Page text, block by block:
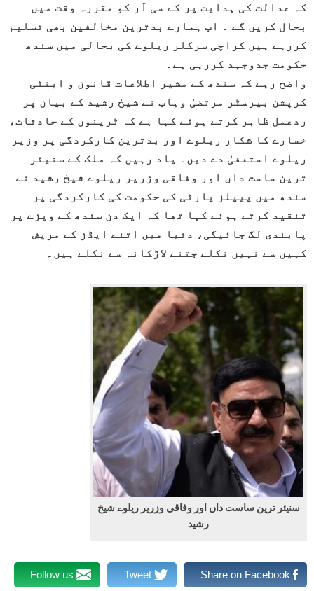
کہ عدالت کی ہدایت پر کے سی آر کو مقررہ وقت میں
بحال کریں گے ۔ اب ہمارے بدترین مخالفین بھی تسلیم
کررہے ہیں کراچی سرکلر ریلوے کی بحالی میں سندھ
حکومت جدوجہد کررہی ہے۔
واضح رہے کہ سندھ کے مشیر اطلاعات قانون و اینٹی
کرپشن بیرسٹر مرتضیٰ وہاب نے شیخ رشید کے بیان پر
ردعمل ظاہر کرتے ہوئے کہا ہے کہ ٹرینوں کے حادثات،
خسارے کا شکار ریلوے اور بدترین کارکردگی پر وزیر
ریلوے استعفیٰ دے دیں۔ یاد رہیں کہ ملک کے سنیئر
ترین ساست داں اور وفاقی وزریر ریلوے شیخ رشید نے
سندھ میں پیپلز پارٹی کی حکومت کی کارکردگی پر
تنقید کرتے ہوئے کہا تھا کہ ایک دن سندھ کے ویزے پر
پابندی لگ جائیگی، دنیا میں اتنے ایڈز کے مریض
کہیں سے نہیں نکلے جتنے لاڑکانہ سے نکلے ہیں۔
سنیئر ترین ساست داں اور وفاقی وزریر ریلوے شیخ
رشید
Share on Facebook
Tweet
Follow us